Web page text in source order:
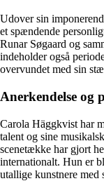
Udover sin
et spændende
Runar Søgaard og
indeholder også
overvundet med sin
Anerkendelse og
Carola Häggkvist har
talent og sine
scenetække har gjort
internationalt. Hun er
utallige kunstnere